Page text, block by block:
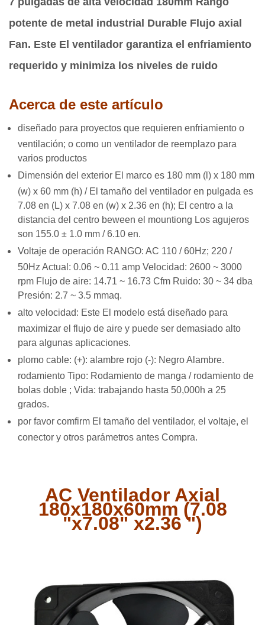
potente de metal industrial Durable Flujo axial
Fan. Este El ventilador garantiza el enfriamiento
requerido y minimiza los niveles de ruido
Acerca de este artículo
diseñado para proyectos que requieren enfriamiento o
ventilación; o como un ventilador de reemplazo para
varios productos
Dimensión del exterior El marco es 180 mm (l) x 180 mm
(w) x 60 mm (h) / El tamaño del ventilador en pulgada es
7.08 en (L) x 7.08 en (w) x 2.36 en (h); El centro a la
distancia del centro beween el mountiong Los agujeros
son 155.0 ± 1.0 mm / 6.10 en.
Voltaje de operación RANGO: AC 110 / 60Hz; 220 /
50Hz Actual: 0.06 ~ 0.11 amp Velocidad: 2600 ~ 3000
rpm Flujo de aire: 14.71 ~ 16.73 Cfm Ruido: 30 ~ 34 dba
Presión: 2.7 ~ 3.5 mmaq.
alto velocidad: Este El modelo está diseñado para
maximizar el flujo de aire y puede ser demasiado alto
para algunas aplicaciones.
plomo cable: (+): alambre rojo (-): Negro Alambre.
rodamiento Tipo: Rodamiento de manga / rodamiento de
bolas doble ; Vida: trabajando hasta 50,000h a 25
grados.
por favor comfirm El tamaño del ventilador, el voltaje, el
conector y otros parámetros antes Compra.
AC Ventilador Axial
180x180x60mm (7.08
"x7.08" x2.36 ")